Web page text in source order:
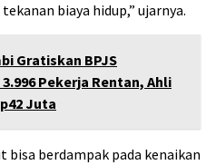
biaya hidup,” ujarnya.
Gratiskan BPJS
Pekerja Rentan, Ahli
Juta
bisa berdampak pada kenaikan